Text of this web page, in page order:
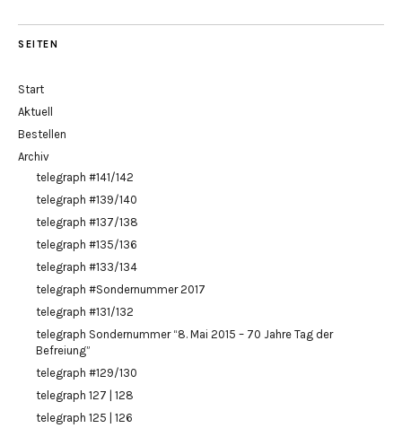
SEITEN
Start
Aktuell
Bestellen
Archiv
telegraph #141/142
telegraph #139/140
telegraph #137/138
telegraph #135/136
telegraph #133/134
telegraph #Sondernummer 2017
telegraph #131/132
telegraph Sondernummer “8. Mai 2015 – 70 Jahre Tag der
Befreiung”
telegraph #129/130
telegraph 127 | 128
telegraph 125 | 126